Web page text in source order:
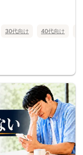
30代向け 40代向け